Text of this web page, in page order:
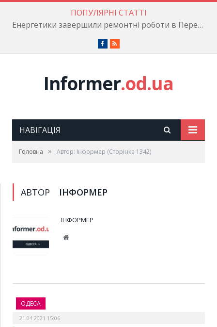
ПОПУЛЯРНІ СТАТТІ
Енергетики завершили ремонтні роботи в Пересипському районі
Facebook
RSS
Informer.od.ua
НАВІГАЦІЯ
Головна » Автор: Інформер (Сторінка 1342)
АВТОР ІНФОРМЕР
ІНФОРМЕР
Веб-
ОДЕСА
21.04.2021 15:06